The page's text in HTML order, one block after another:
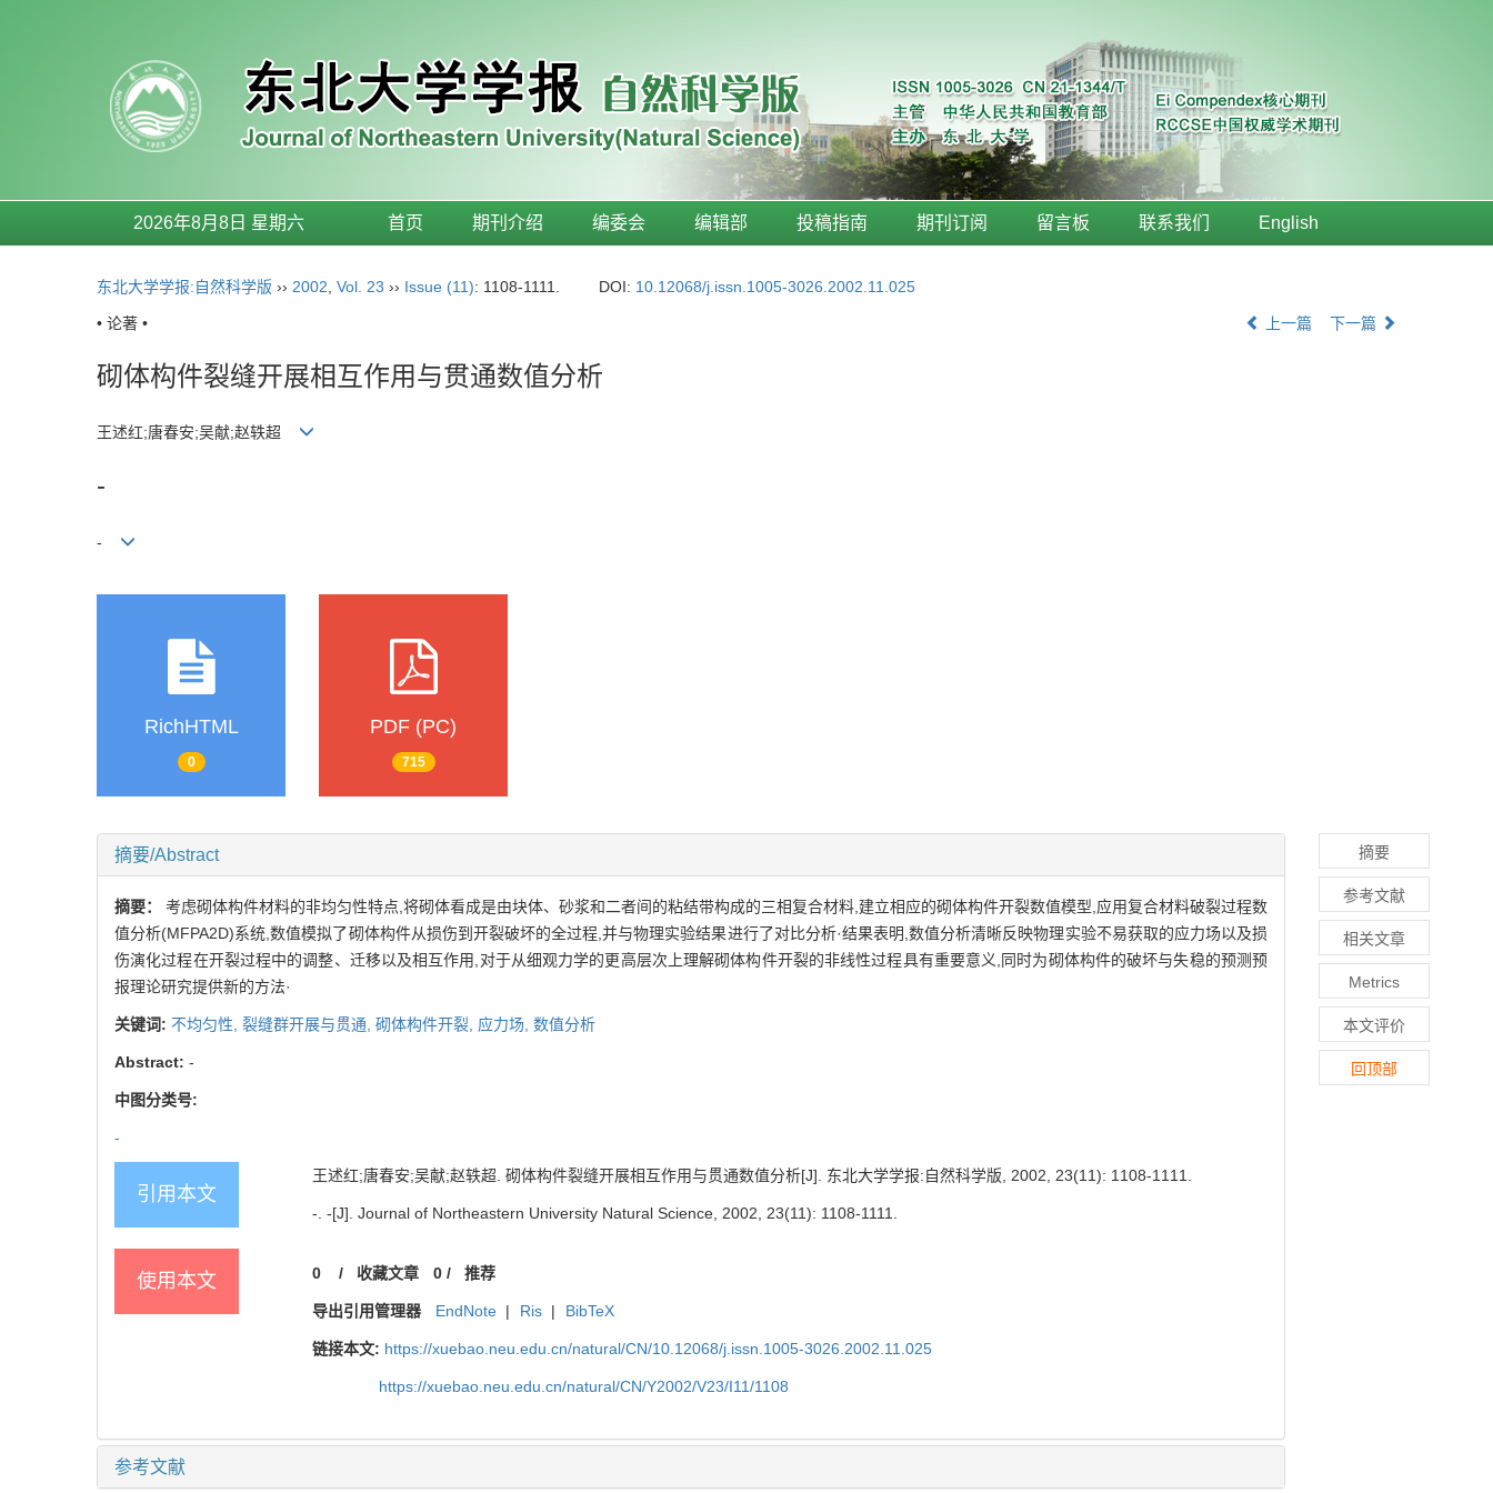
2026年8月8日 星期六 首页 期刊介绍 编委会 编辑部 投稿指南 期刊订阅 留言板 联系我们 English
东北大学学报:自然科学版 ›› 2002 Vol. 23 ›› Issue (11): 1108-1111. DOI: 10.12068/j.issn.1005-3026.2002.11.025
• 论著 • 上一篇 下一篇
砌体构件裂缝开展相互作用与贯通数值分析
王述红;唐春安;吴献;赵轶超
-
-
RichHTML
0
PDF (PC)
715
摘要/Abstract
摘要： 考虑砌体构件材料的非均匀性特点,将砌体看成是由块体、砂浆和二者间的粘结带构成的三相复合材料,建立相应的砌体构件开裂数值模型,应用复合材料破裂过程数
值分析(MFPA2D)系统,数值模拟了砌体构件从损伤到开裂破坏的全过程,并与物理实验结果进行了对比分析·结果表明,数值分析清晰反映物理实验不易获取的应力场以及损
伤演化过程在开裂过程中的调整、迁移以及相互作用,对于从细观力学的更高层次上理解砌体构件开裂的非线性过程具有重要意义,同时为砌体构件的破坏与失稳的预测预
报理论研究提供新的方法·
关键词: 不均匀性, 裂缝群开展与贯通, 砌体构件开裂, 应力场, 数值分析
Abstract: -
中图分类号:
-
引用本文
王述红;唐春安;吴献;赵轶超. 砌体构件裂缝开展相互作用与贯通数值分析[J]. 东北大学学报:自然科学版, 2002, 23(11): 1108-1111.
-. -[J]. Journal of Northeastern University Natural Science, 2002, 23(11): 1108-1111.
使用本文 0 / 收藏文章 0/ 推荐
导出引用管理器 EndNote | Ris | BibTeX
链接本文: https://xuebao.neu.edu.cn/natural/CN/10.12068/j.issn.1005-3026.2002.11.025
https://xuebao.neu.edu.cn/natural/CN/Y2002/V23/I11/1108
参考文献
摘要
参考文献
相关文章
Metrics
本文评价
回顶部